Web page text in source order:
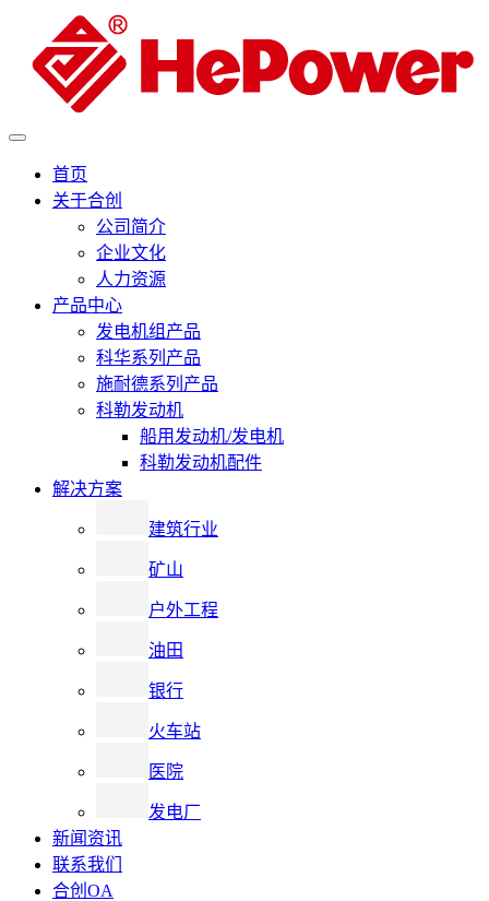
首页
关于合创
公司简介
企业文化
人力资源
产品中心
发电机组产品
科华系列产品
施耐德系列产品
科勒发动机
船用发动机/发电机
科勒发动机配件
解决方案
建筑行业
矿山
户外工程
油田
银行
火车站
医院
发电厂
新闻资讯
联系我们
合创OA